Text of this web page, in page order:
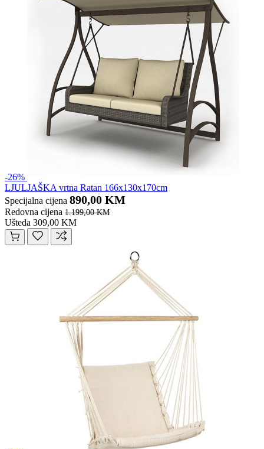
-26%
LJULJAŠKA vrtna Ratan 166x130x170cm
Specijalna cijena 890,00 KM
Redovna cijena 1.199,00 KM
Ušteda 309,00 KM